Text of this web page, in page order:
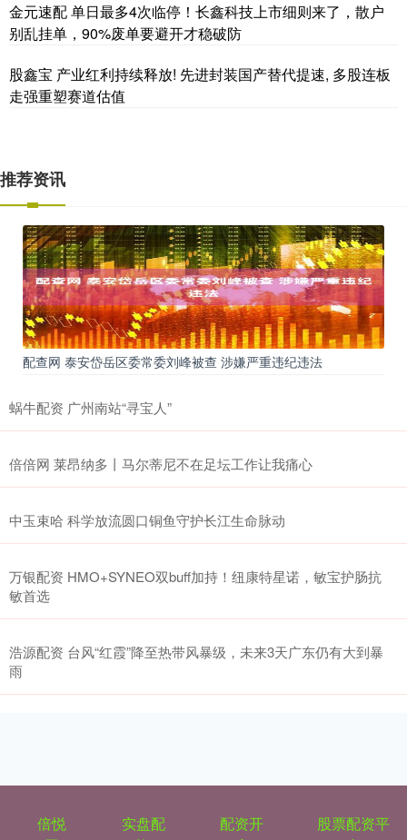
金元速配 单日最多4次临停！长鑫科技上市细则来了，散户
别乱挂单，90%废单要避开才稳破防
股鑫宝 产业红利持续释放! 先进封装国产替代提速, 多股连板
走强重塑赛道估值
推荐资讯
配查网 泰安岱岳区委常委刘峰被查 涉嫌严重违纪违法
蜗牛配资 广州南站“寻宝人”
倍倍网 莱昂纳多丨马尔蒂尼不在足坛工作让我痛心
中玉束哈 科学放流圆口铜鱼守护长江生命脉动
万银配资 HMO+SYNEO双buff加持！纽康特星诺，敏宝护肠抗
敏首选
浩源配资 台风“红霞”降至热带风暴级，未来3天广东仍有大到暴
雨
倍悦
实盘配
配资开
股票配资平